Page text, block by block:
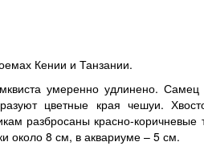
Кении и Танзании.
умеренно удлинено.
цветные края чешуи.
разбросаны красно-коричневые
около 8 см, в аквариуме – 5 см.